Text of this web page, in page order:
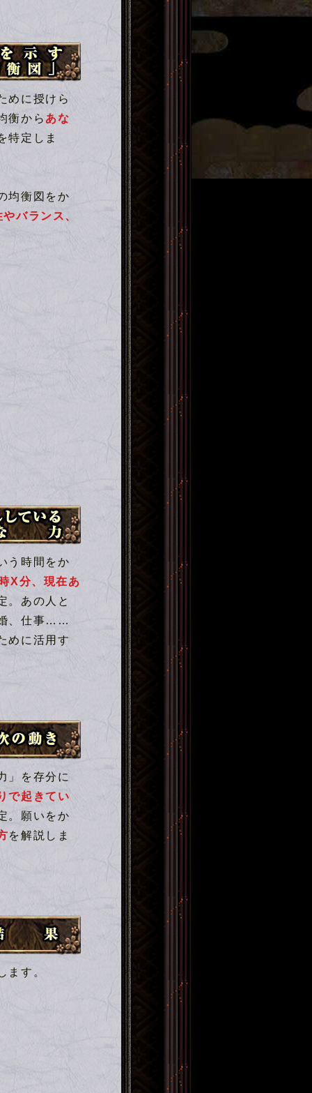
均衡図」
めに授けら
衡から あな
特定しま
均衡図をか
バランス、
別な力
う時間をか
X分、現在あ
。あの人と
、仕事……
めに活用す
」を存分に
で起きてい
。願いをか
を解説しま
ます。